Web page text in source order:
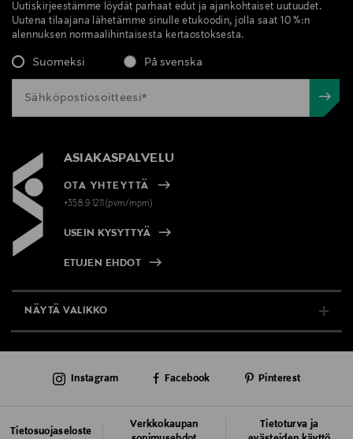
Uutiskirjeestämme löydät parhaat edut ja ajankohtaiset uutuudet.
Uutena tilaajana lähetämme sinulle etukoodin, jolla saat 10 %:n
alennuksen normaalihintaisesta kertaostoksesta.
Suomeksi På svenska
ASIAKASPALVELU
OTA YHTEYTTÄ
+358 9 1211(pvm/mpm)
USEIN KYSYTTYÄ
ETUJEN EHDOT
NÄYTÄ VALIKKO
AJANKOHTAISTA
Tietosuojaseloste
Verkkokaupan
Tietoturva ja
Instagram Facebook Pinterest